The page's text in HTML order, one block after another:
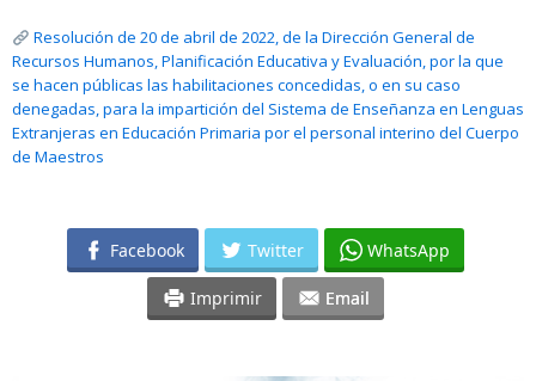
Resolución de 20 de abril de 2022, de la Dirección General de
Recursos Humanos, Planificación Educativa y Evaluación, por la que
se hacen públicas las habilitaciones concedidas, o en su caso
denegadas, para la impartición del Sistema de Enseñanza en Lenguas
Extranjeras en Educación Primaria por el personal interino del Cuerpo
de Maestros
Facebook Twitter WhatsApp
Imprimir Email